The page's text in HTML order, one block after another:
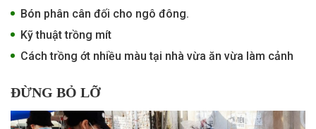
Bón phân cân đối cho ngô đông.
Kỹ thuật trồng mít
Cách trồng ớt nhiều màu tại nhà vừa ăn vừa làm cảnh
ĐỪNG BỎ LỠ